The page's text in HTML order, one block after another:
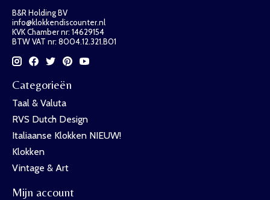
B&R Holding BV
info@klokkendiscounter.nl
KVK Chamber nr: 14629154
BTW VAT nr: 8004.12.321.B01
Categorieën
Taal & Valuta
RVS Dutch Design
Italiaanse Klokken NIEUW!
Klokken
Vintage & Art
Mijn account